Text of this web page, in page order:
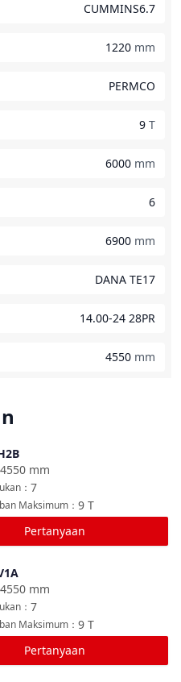
CUMMINS6.7
1220 mm
PERMCO
9 T
6000 mm
6
6900 mm
DANA TE17
14.00-24 28PR
4550 mm
4550 mm
7
：
9 T
Maksimum ：
Pertanyaan
4550 mm
7
：
9 T
Maksimum ：
Pertanyaan